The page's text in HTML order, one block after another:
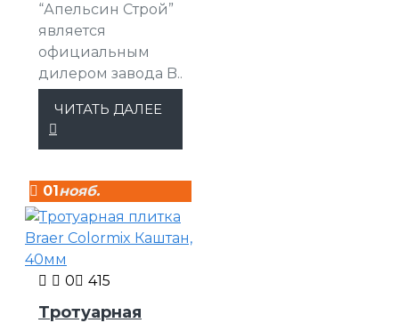
“Апельсин Строй”
является
официальным
дилером завода B..
ЧИТАТЬ ДАЛЕЕ
01нояб.
0 415
Тротуарная